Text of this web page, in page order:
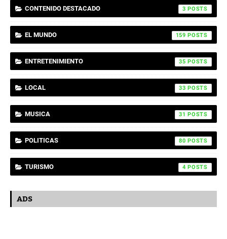
CONTENIDO DESTACADO 3
EL MUNDO 159
ENTRETENIMIENTO 35
LOCAL 33
MUSICA 31
POLITICAS 80
TURISMO 4
ADS